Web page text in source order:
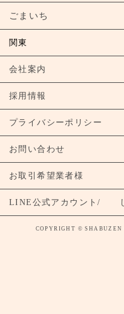
ごまいち
関東
会社案内
採用情報
プライバシーポリシー
お問い合わせ
お取引希望業者様
LINE公式アカウント/ し
COPYRIGHT © SHABUZEN